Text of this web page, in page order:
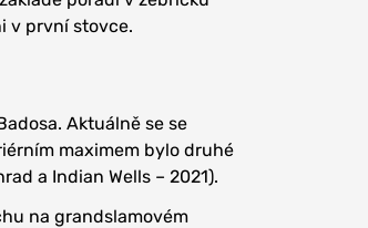
v první stovce.
Aktuálně se se
maximem bylo druhé
a Indian Wells – 2021).
na grandslamovém